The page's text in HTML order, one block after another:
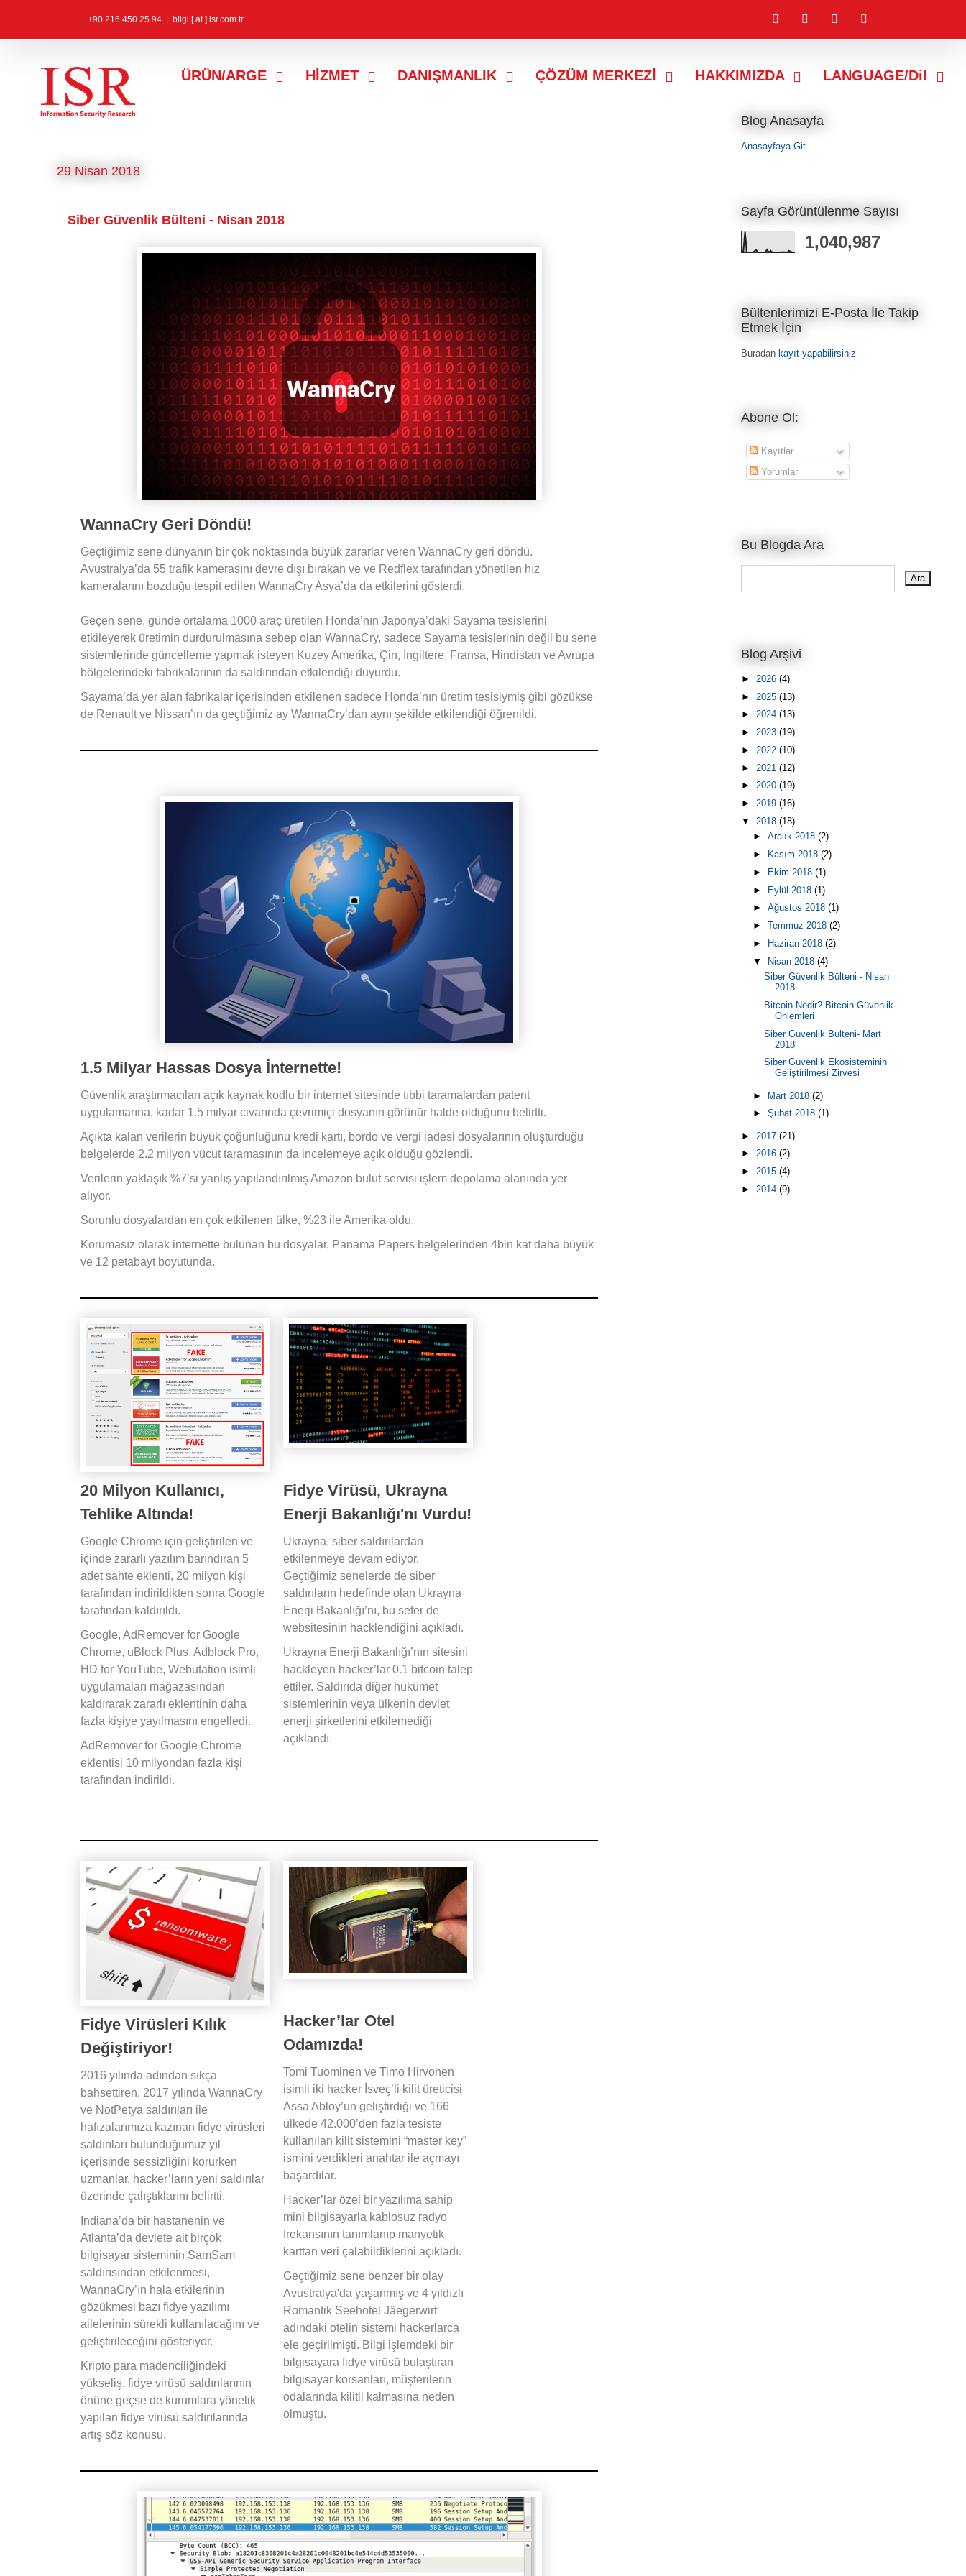
+90 216 450 25 94 bilgi [ at ] isr.com.tr
n
d
c
i
e
o
e
ÜRÜN/ARGE HİZMET DANIŞMANLIK ÇÖZÜM MERKEZİ HAKKIMIZDA LANGUAGE/Dil
29 Nisan 2018
Siber Güvenlik Bülteni - Nisan 2018
WannaCry Geri Döndü!
Geçtiğimiz sene dünyanın bir çok noktasında büyük zararlar veren WannaCry geri döndü.
Avustralya’da 55 trafik kamerasını devre dışı bırakan ve ve Redflex tarafından yönetilen hız
kameralarını bozduğu tespit edilen WannaCry Asya’da da etkilerini gösterdi.
Geçen sene, günde ortalama 1000 araç üretilen Honda’nın Japonya’daki Sayama tesislerini
etkileyerek üretimin durdurulmasına sebep olan WannaCry, sadece Sayama tesislerinin değil bu sene
sistemlerinde güncelleme yapmak isteyen Kuzey Amerika, Çin, İngiltere, Fransa, Hindistan ve Avrupa
bölgelerindeki fabrikalarının da saldırından etkilendiği duyurdu.
Sayama’da yer alan fabrikalar içerisinden etkilenen sadece Honda’nın üretim tesisiymiş gibi gözükse
de Renault ve Nissan’ın da geçtiğimiz ay WannaCry’dan aynı şekilde etkilendiği öğrenildi.
1.5 Milyar Hassas Dosya İnternette!
Güvenlik araştırmacıları açık kaynak kodlu bir internet sitesinde tıbbi taramalardan patent
uygulamarına, kadar 1.5 milyar civarında çevrimiçi dosyanın görünür halde olduğunu belirtti.
Açıkta kalan verilerin büyük çoğunluğunu kredi kartı, bordo ve vergi iadesi dosyalarının oluşturduğu
belgelerde 2.2 milyon vücut taramasının da incelemeye açık olduğu gözlendi.
Verilerin yaklaşık %7’si yanlış yapılandırılmış Amazon bulut servisi işlem depolama alanında yer
alıyor.
Sorunlu dosyalardan en çok etkilenen ülke, %23 ile Amerika oldu.
Korumasız olarak internette bulunan bu dosyalar, Panama Papers belgelerinden 4bin kat daha büyük
ve 12 petabayt boyutunda.
20 Milyon Kullanıcı,
Tehlike Altında!
Google Chrome için geliştirilen ve
içinde zararlı yazılım barındıran 5
adet sahte eklenti, 20 milyon kişi
tarafından indirildikten sonra Google
tarafından kaldırıldı.
Google, AdRemover for Google
Chrome, uBlock Plus, Adblock Pro,
HD for YouTube, Webutation isimli
uygulamaları mağazasından
kaldırarak zararlı eklentinin daha
fazla kişiye yayılmasını engelledi.
AdRemover for Google Chrome
eklentisi 10 milyondan fazla kişi
tarafından indirildi.
Fidye Virüsü, Ukrayna
Enerji Bakanlığı'nı Vurdu!
Ukrayna, siber saldırılardan
etkilenmeye devam ediyor.
Geçtiğimiz senelerde de siber
saldırıların hedefinde olan Ukrayna
Enerji Bakanlığı’nı, bu sefer de
websitesinin hacklendiğini açıkladı.
Ukrayna Enerji Bakanlığı’nın sitesini
hackleyen hacker’lar 0.1 bitcoin talep
ettiler. Saldırıda diğer hükümet
sistemlerinin veya ülkenin devlet
enerji şirketlerini etkilemediği
açıklandı.
Fidye Virüsleri Kılık
Değiştiriyor!
2016 yılında adından sıkça
bahsettiren, 2017 yılında WannaCry
ve NotPetya saldırıları ile
hafızalarımıza kazınan fidye virüsleri
saldırıları bulunduğumuz yıl
içerisinde sessizliğini korurken
uzmanlar, hacker’ların yeni saldırılar
üzerinde çalıştıklarını belirtti.
Indiana’da bir hastanenin ve
Atlanta’da devlete ait birçok
bilgisayar sisteminin SamSam
saldırısından etkilenmesi,
WannaCry’ın hala etkilerinin
gözükmesi bazı fidye yazılımı
ailelerinin sürekli kullanılacağını ve
geliştirileceğini gösteriyor.
Kripto para madenciliğindeki
yükseliş, fidye virüsü saldırılarının
önüne geçse de kurumlara yönelik
yapılan fidye virüsü saldırılarında
artış söz konusu.
Hacker’lar Otel
Odamızda!
Tomi Tuominen ve Timo Hirvonen
isimli iki hacker İsveç’li kilit üreticisi
Assa Abloy’un geliştirdiği ve 166
ülkede 42.000’den fazla tesiste
kullanılan kilit sistemini “master key”
ismini verdikleri anahtar ile açmayı
başardılar.
Hacker’lar özel bir yazılıma sahip
mini bilgisayarla kablosuz radyo
frekansının tanımlanıp manyetik
karttan veri çalabildiklerini açıkladı.
Geçtiğimiz sene benzer bir olay
Avustralya'da yaşanmış ve 4 yıldızlı
Romantik Seehotel Jäegerwirt
adındaki otelin sistemi hackerlarca
ele geçirilmişti. Bilgi işlemdeki bir
bilgisayara fidye virüsü bulaştıran
bilgisayar korsanları, müşterilerin
odalarında kilitli kalmasına neden
olmuştu.
Blog Anasayfa
Anasayfaya Git
Sayfa Görüntülenme Sayısı
1,040,987
Bültenlerimizi E-Posta İle Takip
Etmek İçin
Buradan kayıt yapabilirsiniz
Abone Ol:
Kayıtlar
Yorumlar
Bu Blogda Ara
Blog Arşivi
► 2026 (4)
► 2025 (13)
► 2024 (13)
► 2023 (19)
► 2022 (10)
► 2021 (12)
► 2020 (19)
► 2019 (16)
▼ 2018 (18)
► Aralık 2018 (2)
►
Kasım 2018 (2)
►
Ekim 2018 (1)
► Eylül 2018 (1)
► Ağustos 2018 (1)
► Temmuz 2018 (2)
►
Haziran 2018 (2)
▼ Nisan 2018 (4)
Siber Güvenlik Bülteni - Nisan
2018
Bitcoin Nedir? Bitcoin Güvenlik
Önlemleri
Siber Güvenlik Bülteni- Mart
2018
Siber Güvenlik Ekosisteminin
Geliştirilmesi Zirvesi
► Mart 2018 (2)
► Şubat 2018 (1)
► 2017 (21)
► 2016 (2)
► 2015 (4)
► 2014 (9)